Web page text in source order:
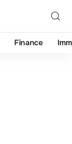
Finance